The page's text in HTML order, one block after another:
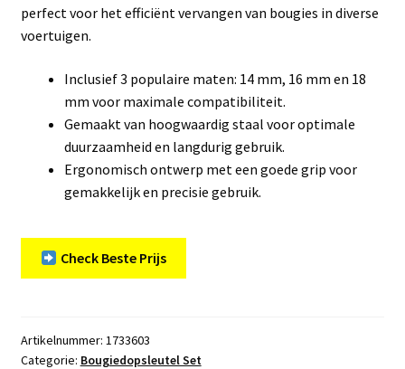
perfect voor het efficiënt vervangen van bougies in diverse
voertuigen.
Inclusief 3 populaire maten: 14 mm, 16 mm en 18
mm voor maximale compatibiliteit.
Gemaakt van hoogwaardig staal voor optimale
duurzaamheid en langdurig gebruik.
Ergonomisch ontwerp met een goede grip voor
gemakkelijk en precisie gebruik.
Check Beste Prijs
Artikelnummer: 1733603
Categorie: Bougiedopsleutel Set